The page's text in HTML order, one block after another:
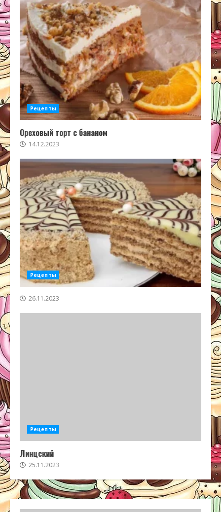
Рецепты
Ореховый торт с бананом
14.12.2023
Рецепты
26.11.2023
Рецепты
Линцский
25.11.2023